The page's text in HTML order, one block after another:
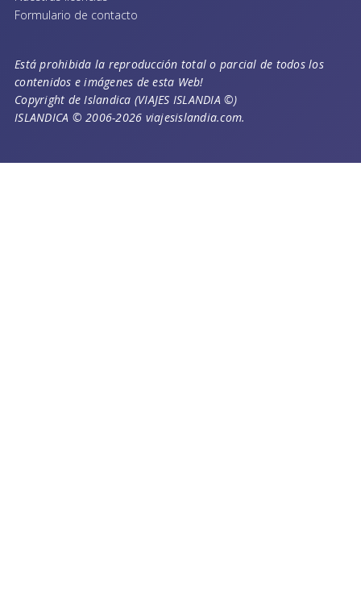
Formulario de contacto
Está prohibida la reproducción total o parcial de todos los
contenidos e imágenes de esta Web!
Copyright de Islandica (VIAJES ISLANDIA ©)
ISLANDICA © 2006-2026 viajesislandia.com.